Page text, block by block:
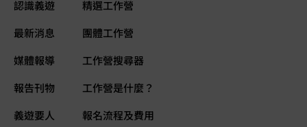
認識義遊
最新消息
媒體報導
報告刊物
義遊要人
精選工作營
團體工作營
工作營搜尋器
工作營是什麼？
報名流程及費用